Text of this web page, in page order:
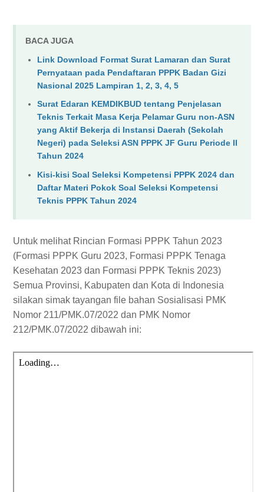
BACA JUGA
Link Download Format Surat Lamaran dan Surat
Pernyataan pada Pendaftaran PPPK Badan Gizi
Nasional 2025 Lampiran 1, 2, 3, 4, 5
Surat Edaran KEMDIKBUD tentang Penjelasan
Teknis Terkait Masa Kerja Pelamar Guru non-ASN
yang Aktif Bekerja di Instansi Daerah (Sekolah
Negeri) pada Seleksi ASN PPPK JF Guru Periode II
Tahun 2024
Kisi-kisi Soal Seleksi Kompetensi PPPK 2024 dan
Daftar Materi Pokok Soal Seleksi Kompetensi
Teknis PPPK Tahun 2024
Untuk melihat Rincian Formasi PPPK Tahun 2023
(Formasi PPPK Guru 2023, Formasi PPPK Tenaga
Kesehatan 2023 dan Formasi PPPK Teknis 2023)
Semua Provinsi, Kabupaten dan Kota di Indonesia
silakan simak tayangan file bahan Sosialisasi PMK
Nomor 211/PMK.07/2022 dan PMK Nomor
212/PMK.07/2022 dibawah ini: